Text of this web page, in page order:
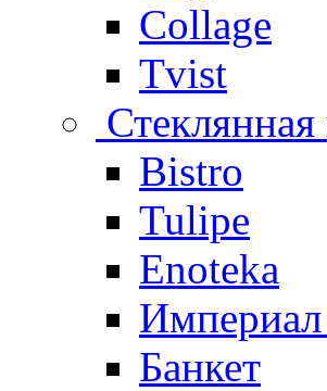
Collage
Tvist
Стеклянная
Bistro
Tulipe
Enoteka
Банкет